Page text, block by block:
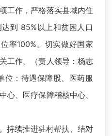
工作，严格落实县域内住
到 85%以上和贫困人口
率100%。切实做好国家
工作。（责人领导：杨志
位：待遇保障股、医药服
心、医疗保障稽核中心、
持续推进驻村帮扶、结对